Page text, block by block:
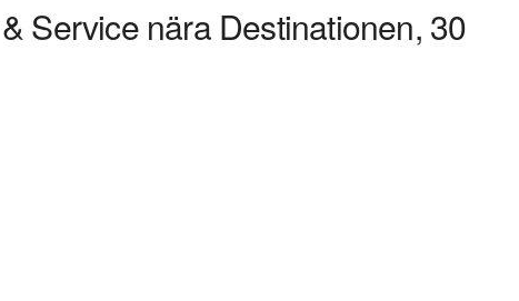
Service nära Destinationen, 30